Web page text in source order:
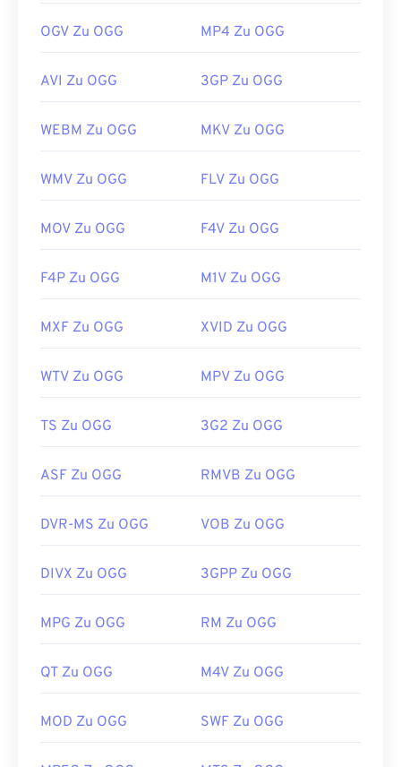
OGV Zu OGG MP4 Zu OGG
AVI Zu OGG 3GP Zu OGG
WEBM Zu OGG MKV Zu OGG
WMV Zu OGG FLV Zu OGG
MOV Zu OGG F4V Zu OGG
F4P Zu OGG M1V Zu OGG
MXF Zu OGG XVID Zu OGG
WTV Zu OGG MPV Zu OGG
TS Zu OGG 3G2 Zu OGG
ASF Zu OGG RMVB Zu OGG
DVR-MS Zu OGG VOB Zu OGG
DIVX Zu OGG 3GPP Zu OGG
MPG Zu OGG RM Zu OGG
QT Zu OGG M4V Zu OGG
MOD Zu OGG SWF Zu OGG